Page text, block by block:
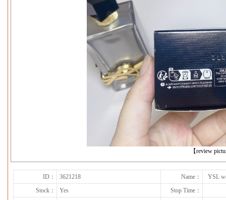
【review
下一张
ID： 3621218 Name：
YSL
Stock：
Yes
Stop Time：